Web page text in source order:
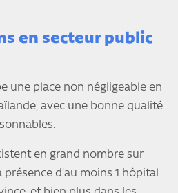
en secteur public
une place non négligeable en
avec une bonne qualité
en grand nombre sur
d’au moins 1 hôpital